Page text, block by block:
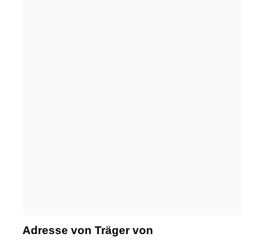
Adresse von Träger von